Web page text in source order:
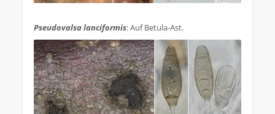
Pseudovalsa lanciformis: Auf Betula-Ast.